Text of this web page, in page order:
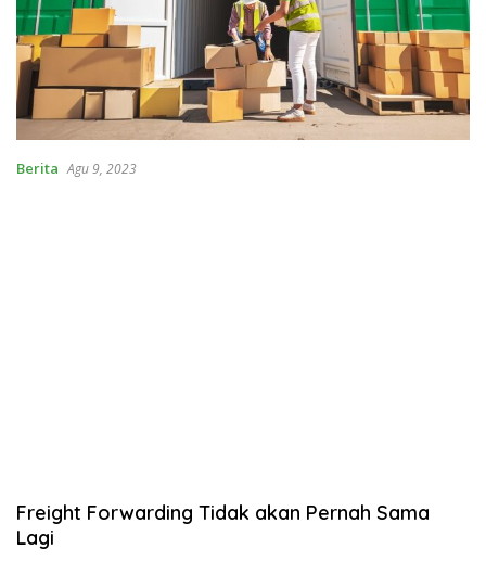
Berita Agu 9, 2023
Freight Forwarding Tidak akan Pernah Sama
Lagi